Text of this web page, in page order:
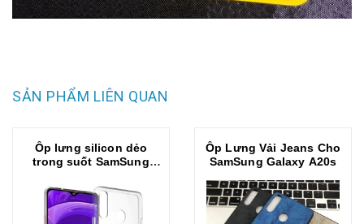
SẢN PHẨM LIÊN QUAN
Ốp lưng silicon dẻo
trong suốt SamSung
0.5 mm
Ốp Lưng Vải Jeans Cho
SamSung Galaxy A20s